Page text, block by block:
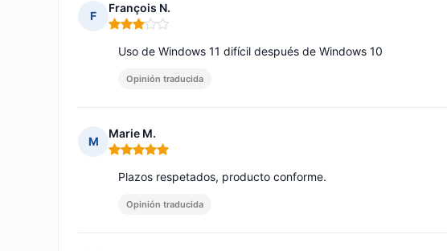
F
François N.
Nota: 3 de 5
Uso de Windows 11 difícil después de Windows 10
Opinión traducida
M
Marie M.
Nota: 5 de 5
Plazos respetados, producto conforme.
Opinión traducida